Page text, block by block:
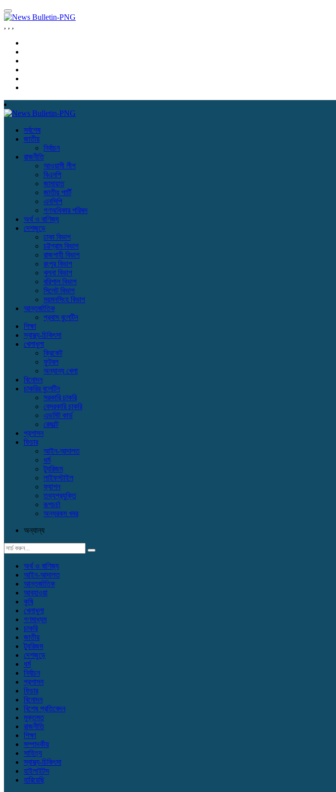
, , ,
সর্বশেষ
জাতীয়
নির্বাচন
রাজনীতি
আওয়ামী লীগ
বিএনপি
জামায়াত
জাতীয় পার্টি
এনসিপি
গণঅধিকার পরিষদ
অর্থ ও বাণিজ্য
দেশজুড়ে
ঢাকা বিভাগ
চট্টগ্রাম বিভাগ
রাজশাহী বিভাগ
রংপুর বিভাগ
খুলনা বিভাগ
বরিশাল বিভাগ
সিলেট বিভাগ
ময়মনসিংহ বিভাগ
আন্তর্জাতিক
প্রবাস বুলেটিন
শিক্ষা
স্বাস্থ্য-চিকিৎসা
খেলাধুলা
ক্রিকেট
ফুটবল
অন্যান্য খেলা
বিনোদন
চাকরির বুলেটিন
সরকারি চাকরি
বেসরকারি চাকরি
এডমিট কার্ড
রেজাল্ট
প্রশাসন
ফিচার
আইন-আদালত
ধর্ম
ট্যুরিজম
লাইফস্টাইল
ফ্যাশন
তথ্যপ্রযুক্তি
রূপচর্চা
অন্যরকম খবর
অন্যান্য
অর্থ ও বাণিজ্য
আইন-আদালত
আন্তর্জাতিক
আবহাওয়া
কৃষি
খেলাধুলা
গণমাধ্যম
চাকরি
জাতীয়
ট্যুরিজম
দেশজুড়ে
ধর্ম
নির্বাচন
প্রশাসন
ফিচার
বিনোদন
বিশেষ প্রতিবেদন
মুক্তমত
রাজনীতি
শিক্ষা
সম্পাদকীয়
সাহিত্য
স্বাস্থ্য-চিকিৎসা
হাইলাইটস
হারিয়েছি